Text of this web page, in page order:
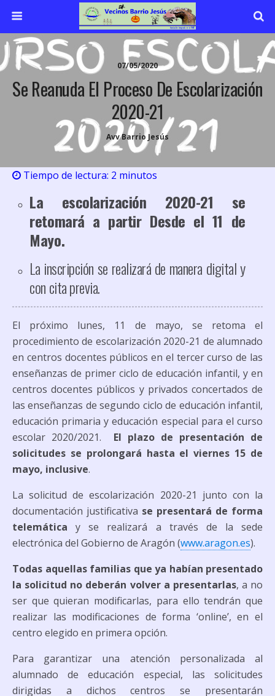
07/05/2020
Se Reanuda El Proceso De Escolarización
2020-21
Avv Barrio Jesús
Tiempo de lectura: 2 minutos
La escolarización 2020-21 se
retomará a partir Desde el 11 de
Mayo.
La inscripción se realizará de manera digital y
con cita previa.
El próximo lunes, 11 de mayo, se retoma el
procedimiento de escolarización 2020-21 de alumnado
en centros docentes públicos en el tercer curso de las
enseñanzas de primer ciclo de educación infantil, y en
centros docentes públicos y privados concertados de
las enseñanzas de segundo ciclo de educación infantil,
educación primaria y educación especial para el curso
escolar 2020/2021. El plazo de presentación de
solicitudes se prolongará hasta el viernes 15 de
mayo, inclusive.
La solicitud de escolarización 2020-21 junto con la
documentación justificativa se presentará de forma
telemática y se realizará a través de la sede
electrónica del Gobierno de Aragón (www.aragon.es).
Todas aquellas familias que ya habían presentado
la solicitud no deberán volver a presentarlas, a no
ser que quieran modificarlas, para ello tendrán que
realizar las modificaciones de forma ‘online’, en el
centro elegido en primera opción.
Para garantizar una atención personalizada al
alumnado de educación especial, las solicitudes
dirigidas a dichos centros se presentarán